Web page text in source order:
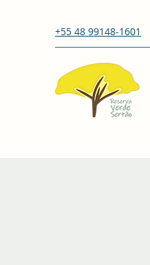
+55 48 99148-1601